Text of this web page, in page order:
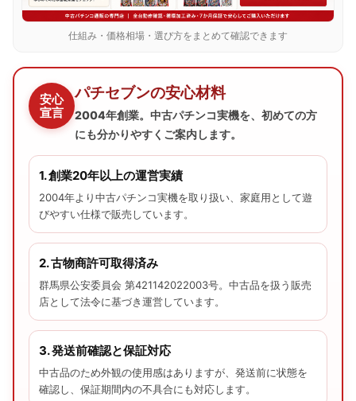
仕組み・価格相場・選び方をまとめて確認できます
安心
宣言
パチセブンの安心材料
2004年創業。中古パチンコ実機を、初めての方
にも分かりやすくご案内します。
1. 創業20年以上の運営実績
2004年より中古パチンコ実機を取り扱い、家庭用として遊
びやすい仕様で販売しています。
2. 古物商許可取得済み
群馬県公安委員会 第421142022003号。中古品を扱う販売
店として法令に基づき運営しています。
3. 発送前確認と保証対応
中古品のため外観の使用感はありますが、発送前に状態を
確認し、保証期間内の不具合にも対応します。